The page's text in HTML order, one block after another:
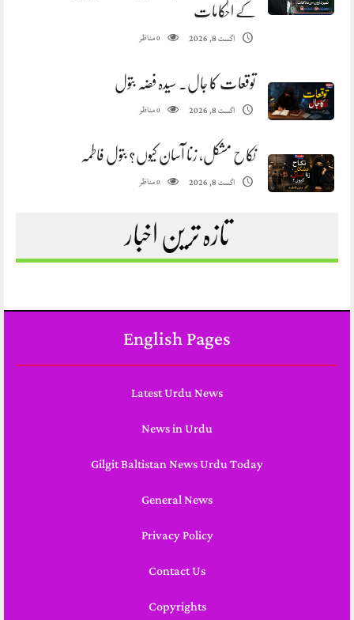
کے احکامات
اگست 8, 2026 0مناظر
توقعات کا جال. سیدہ فضہ بتول
اگست 8, 2026 0مناظر
نکاح مشکل، زنا آسان کیوں؟ بتول فاطمہ
اگست 8, 2026 0مناظر
تازہ ترین اخبار
English Pages
Latest Urdu News
News in Urdu
Gilgit Baltistan News Urdu Today
General News
Privacy Policy
Contact Us
Copyrights